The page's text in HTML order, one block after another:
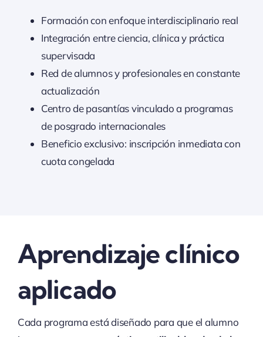
Formación con enfoque interdisciplinario real
Integración entre ciencia, clínica y práctica
supervisada
Red de alumnos y profesionales en constante
actualización
Centro de pasantías vinculado a programas
de posgrado internacionales
Beneficio exclusivo: inscripción inmediata con
cuota congelada
Aprendizaje clínico
aplicado
Cada programa está diseñado para que el alumno